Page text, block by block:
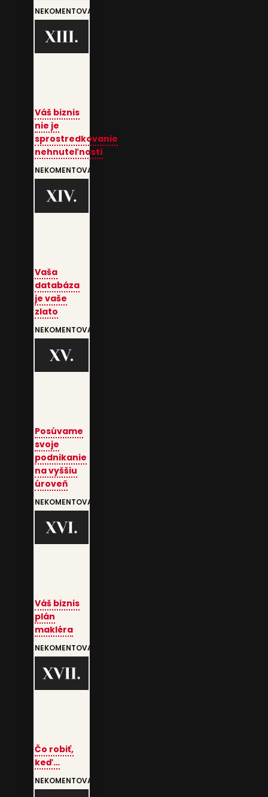
NEKOMENTOVANÉ
Váš biznis
nie je
sprostredkovanie
nehnuteľností
NEKOMENTOVANÉ
Vaša
databáza
je vaše
zlato
NEKOMENTOVANÉ
Posúvame
svoje
podnikanie
na vyššiu
úroveň
NEKOMENTOVANÉ
Váš biznis
plán
makléra
NEKOMENTOVANÉ
Čo robiť,
keď…
NEKOMENTOVANÉ